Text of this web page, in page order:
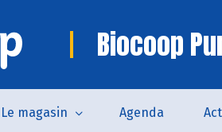
Biocoop
Le magasin Agenda